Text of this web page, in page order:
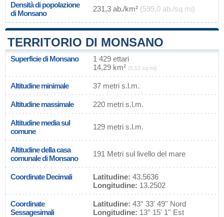
Densità di popolazione
di Monsano
231,3 ab./km² (599,0 ab./sq mi)
TERRITORIO DI MONSANO
Superficie di Monsano
1 429 ettari
14,29 km² (5,52 sq mi)
Altitudine minimale 37 metri s.l.m.
Altitudine massimale 220 metri s.l.m.
Altitudine media sul
comune
129 metri s.l.m.
Altitudine della casa
comunale di Monsano
191 Metri sul livello del mare
Coordinate Decimali Latitudine: 43.5636
Longitudine: 13.2502
Coordinate
Sessagesimali
Latitudine: 43° 33' 49'' Nord
Longitudine: 13° 15' 1'' Est